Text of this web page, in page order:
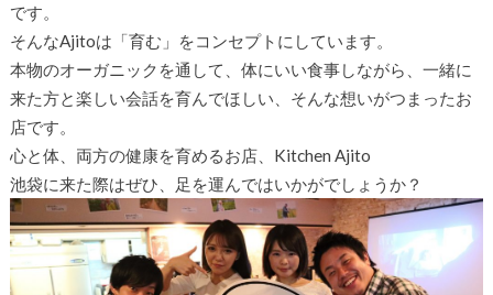
です。
そんなAjitoは「育む」をコンセプトにしています。
本物のオーガニックを通して、体にいい食事しながら、一緒に
来た方と楽しい会話を育んでほしい、そんな想いがつまったお
店です。
心と体、両方の健康を育めるお店、Kitchen Ajito
池袋に来た際はぜひ、足を運んではいかがでしょうか？